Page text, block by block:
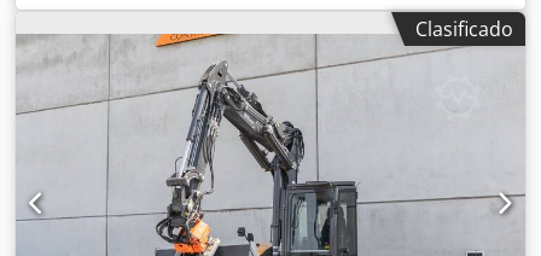
operativo: 15.700 kg Dcodpfjy Rm H Esx Aahek * Potencia
del motor: 77 kW * Zapatas Roadliner * Acoplador rápido
hidráulico * Aire acondicionado
Clasificado